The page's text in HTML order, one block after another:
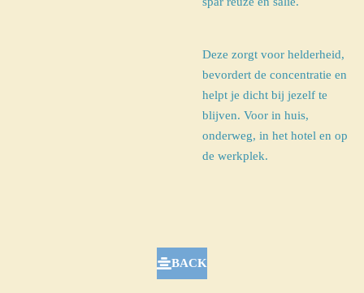
Deze zorgt voor helderheid,
bevordert de concentratie en
helpt je dicht bij jezelf te
blijven. Voor in huis,
onderweg, in het hotel en op
de werkplek.
BACK